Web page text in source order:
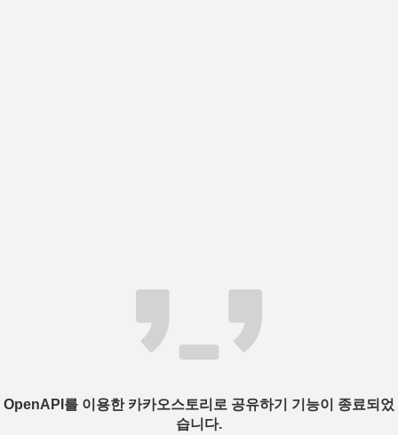
OpenAPI를 이용한 카카오스토리로 공유하기 기능이 종료되었
습니다.